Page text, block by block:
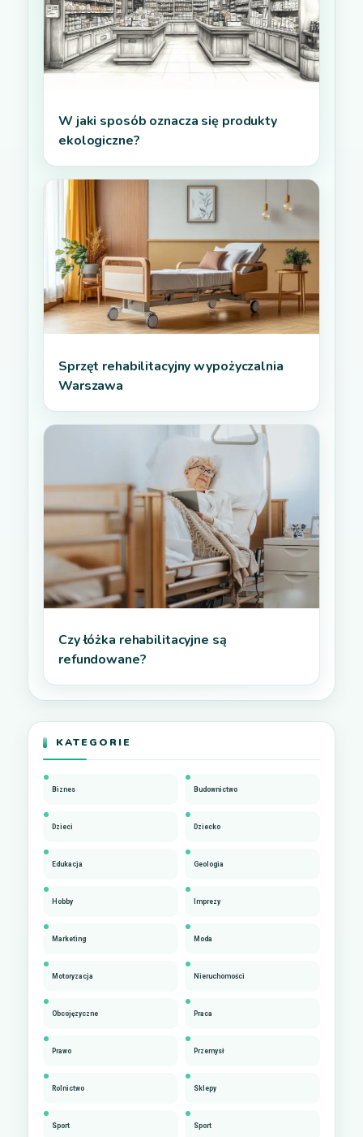
W jaki sposób oznacza się produkty
ekologiczne?
Sprzęt rehabilitacyjny wypożyczalnia
Warszawa
Czy łóżka rehabilitacyjne są
refundowane?
KATEGORIE
Biznes Budownictwo
Dzieci Dziecko
Edukacja Geologia
Hobby Imprezy
Marketing Moda
Motoryzacja Nieruchomości
Obcojęzyczne Praca
Prawo Przemysł
Rolnictwo Sklepy
Sport Sport